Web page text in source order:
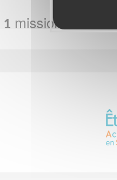
1 mission